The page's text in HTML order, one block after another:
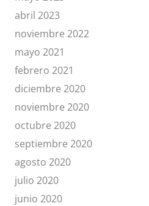
abril 2023
noviembre 2022
mayo 2021
febrero 2021
diciembre 2020
noviembre 2020
octubre 2020
septiembre 2020
agosto 2020
julio 2020
junio 2020